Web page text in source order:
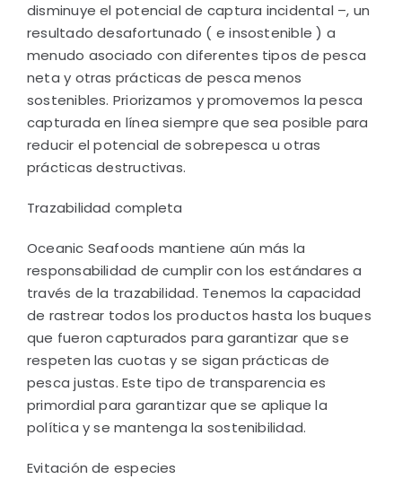
disminuye el potencial de captura incidental –, un
resultado desafortunado ( e insostenible ) a
menudo asociado con diferentes tipos de pesca
neta y otras prácticas de pesca menos
sostenibles. Priorizamos y promovemos la pesca
capturada en línea siempre que sea posible para
reducir el potencial de sobrepesca u otras
prácticas destructivas.
Trazabilidad completa
Oceanic Seafoods mantiene aún más la
responsabilidad de cumplir con los estándares a
través de la trazabilidad. Tenemos la capacidad
de rastrear todos los productos hasta los buques
que fueron capturados para garantizar que se
respeten las cuotas y se sigan prácticas de
pesca justas. Este tipo de transparencia es
primordial para garantizar que se aplique la
política y se mantenga la sostenibilidad.
Evitación de especies